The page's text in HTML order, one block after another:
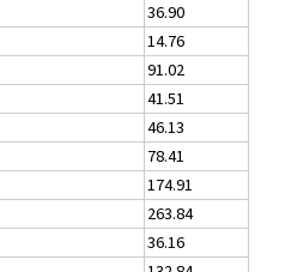
36.90
14.76
91.02
41.51
46.13
78.41
174.91
263.84
36.16